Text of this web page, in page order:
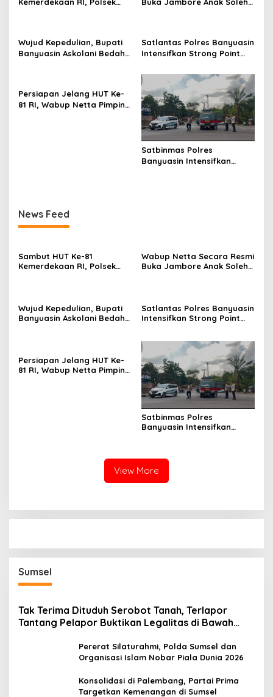
Wujud Kepedulian, Bupati
Banyuasin Askolani Bedah
Satlantas Polres Banyuasin
Intensifkan Strong Point
Jaga Kelancaran Arus Lalu
Lintas
Persiapan Jelang HUT Ke-
81 RI, Wabup Netta Pimpin
Satbinmas Polres
Banyuasin Intensifkan
News Feed
Sambut HUT Ke-81
Kemerdekaan RI, Polsek
Wabup Netta Secara Resmi
Buka Jambore Anak Soleh
Wujud Kepedulian, Bupati
Banyuasin Askolani Bedah
Satlantas Polres Banyuasin
Intensifkan Strong Point
Lintas
Persiapan Jelang HUT Ke-
81 RI, Wabup Netta Pimpin
Satbinmas Polres
Banyuasin Intensifkan
View More
Sumsel
Tak Terima Dituduh Serobot Tanah, Terlapor
Tantang Pelapor Buktikan Legalitas di Bawah
Pererat Silaturahmi, Polda Sumsel dan
Organisasi Islam Nobar Piala Dunia 2026
Konsolidasi di Palembang, Partai Prima
Targetkan Kemenangan di Sumsel